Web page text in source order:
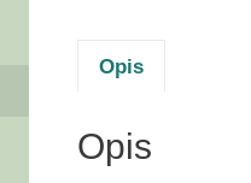
Opis
Opis